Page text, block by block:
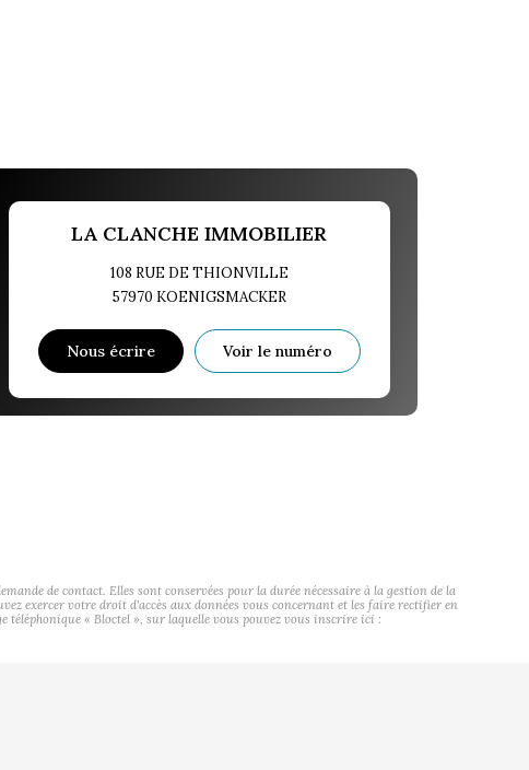
LA CLANCHE IMMOBILIER
108 RUE DE THIONVILLE
57970 KOENIGSMACKER
Nous écrire Voir le numéro
de contact. Elles sont conservées pour la durée nécessaire à la gestion de la
exercer votre droit d'accès aux données vous concernant et les faire rectifier en
téléphonique « Bloctel », sur laquelle vous pouvez vous inscrire ici :